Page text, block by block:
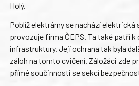
Holý.
Poblíž elektrárny se nachází
provozuje firma ČEPS. Ta také patří
infrastruktury. Její ochrana tak byla
záloh na tomto cvičení. Záložáci zde
přímé součinnosti se sekcí